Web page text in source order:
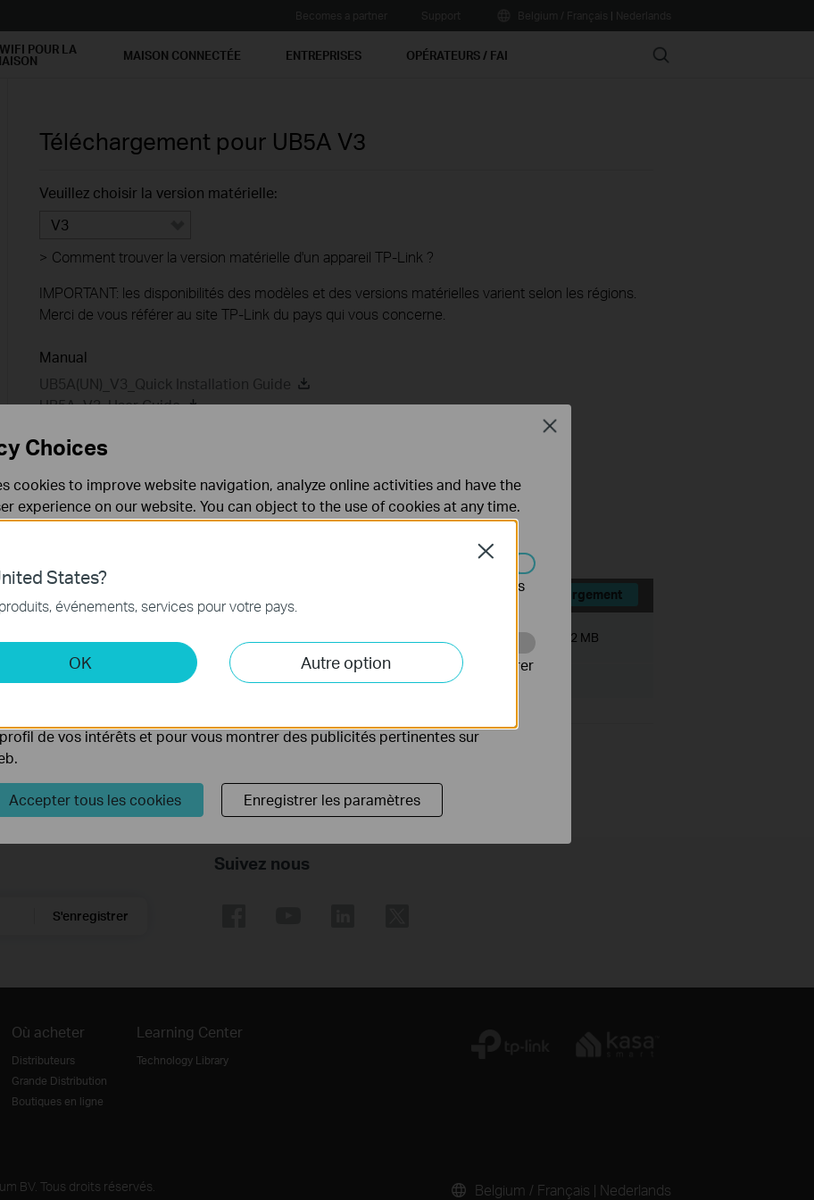
|
POUR LA MAISON CONNECTÉE ENTREPRISES OPÉRATEURS / FAI Search
Téléchargement pour UB5A V3
Veuillez choisir la version matérielle:
V3
> Comment trouver la version matérielle d'un appareil TP-Link ?
IMPORTANT: les disponibilités des modèles et des versions matérielles varient selon les régions.
Merci de vous référer au site TP-Link du pays qui vous concerne.
Manual
UB5A(UN)_V3_Quick Installation Guide
UB5A_V3_User Guide
Driver FAQ
Téléchargement
21
Taille du fichier: 3.82 MB
Système d'Exploitation: win10/win11
S'enregistrer
Suivez nous
Où acheter
Distributeurs
Grande Distribution
Boutiques en ligne
Learning Center
Technology Library
BV. Tous droits réservés. Belgium / Français | Nederlands
States?
événements, services pour votre pays.
OK Autre option
Close
Choices
cookies to improve website navigation, analyze online activities and have the
experience on our website. You can object to the use of cookies at any time.
information in ourprivacy policy.Don’t show again
nécessaires au fonctionnement du site Web et ne peuvent pas être désactivés
et marketing
nous permettent d'analyser vos activités sur notre site Web pour améliorer
de notre site Web.
peuvent être définis via notre site Web par nos partenaires publicitaires
de vos intérêts et pour vous montrer des publicités pertinentes sur
Accepter tous les cookies Enregistrer les paramètres
Close